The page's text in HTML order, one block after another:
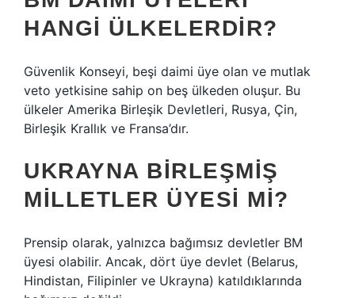
HANGI ÜLKELERDIR?
Güvenlik Konseyi, beşi daimi üye olan ve mutlak
veto yetkisine sahip on beş ülkeden oluşur. Bu
ülkeler Amerika Birleşik Devletleri, Rusya, Çin,
Birleşik Krallık ve Fransa’dır.
UKRAYNA BIRLEŞMIŞ
MILLETLER ÜYESI MI?
Prensip olarak, yalnızca bağımsız devletler BM
üyesi olabilir. Ancak, dört üye devlet (Belarus,
Hindistan, Filipinler ve Ukrayna) katıldıklarında